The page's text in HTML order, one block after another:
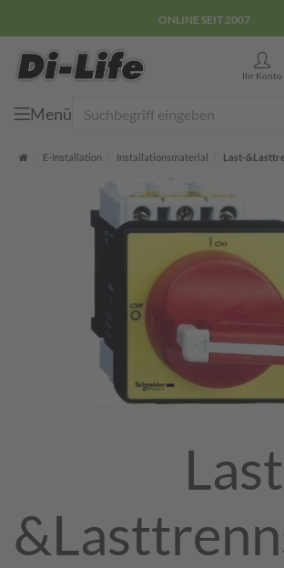
E-COMMERCE GÜTEZEICHEN
Ihr Konto
Menü
Startseite
E-Installation Installationsmaterial Last-